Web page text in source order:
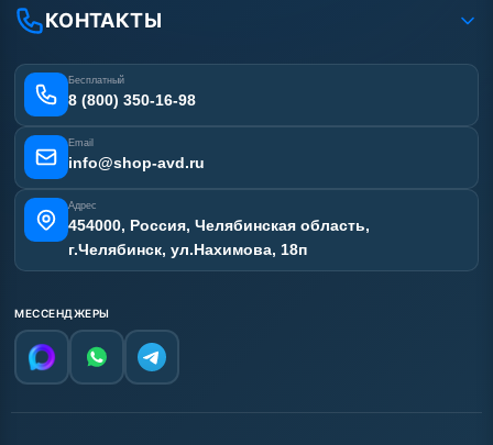
Статьи
Лизинг
Получить скидку
Сертификаты
Наши работы
Отзывы наших клиентов
Карта сайта
КОНТАКТЫ
Бесплатный
8 (800) 350-16-98
Email
info@shop-avd.ru
Адрес
454000, Россия, Челябинская область,
г.Челябинск, ул.Нахимова, 18п
МЕССЕНДЖЕРЫ